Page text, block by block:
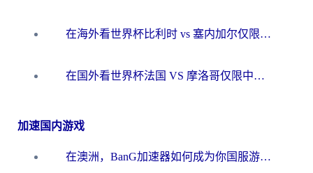
在海外看世界杯比利时 vs 塞内加尔仅限中国大陆？我找到了最流畅的中文解说之路
在国外看世界杯法国 VS 摩洛哥仅限中国大陆？海外党这样看中文解说赛事不卡顿
加速国内游戏
在澳洲，BanG加速器如何成为你国服游戏的“时光机”？